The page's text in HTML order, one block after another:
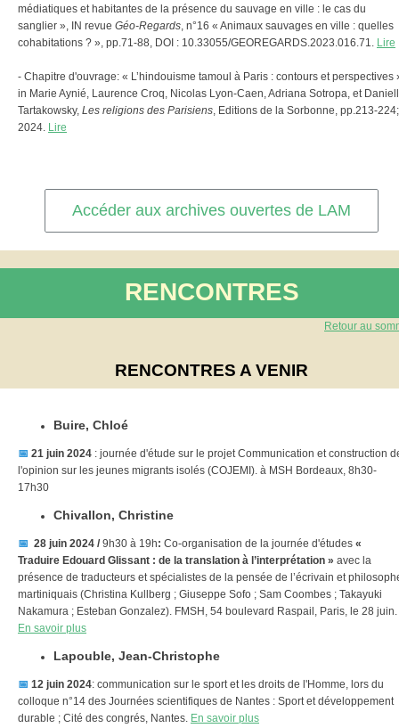
médiatiques et habitantes de la présence du sauvage en ville : le cas du
sanglier », IN revue Géo-Regards, n°16 « Animaux sauvages en ville : quelles
cohabitations ? », pp.71-88, DOI : 10.33055/GEOREGARDS.2023.016.71. Lire
- Chapitre d'ouvrage: « L’hindouisme tamoul à Paris : contours et perspectives
in Marie Aynié, Laurence Croq, Nicolas Lyon-Caen, Adriana Sotropa, et
Tartakowsky, Les religions des Parisiens, Editions de la Sorbonne, pp.213-224;
2024. Lire
Accéder aux archives ouvertes de LAM
RENCONTRES
Retour au
RENCONTRES A VENIR
Buire, Chloé
📅 21 juin 2024 : journée d'étude sur le projet Communication et construction
l'opinion sur les jeunes migrants isolés (COJEMI). à MSH Bordeaux, 8h30-
17h30
Chivallon, Christine
📅 28 juin 2024 /9h30 à 19h: Co-organisation de la journée d'études «
Traduire Edouard Glissant : de la translation à l’interprétation » avec la
présence de traducteurs et spécialistes de la pensée de l’écrivain et
martiniquais (Christina Kullberg ; Giuseppe Sofo ; Sam Coombes ; Takayuki
Nakamura ; Esteban Gonzalez). FMSH, 54 boulevard Raspail, Paris, le 28 juin.
En savoir plus
Lapouble, Jean-Christophe
📅 12 juin 2024: communication sur le sport et les droits de l'Homme, lors du
colloque n°14 des Journées scientifiques de Nantes : Sport et développement
durable ; Cité des congrés, Nantes. En savoir plus